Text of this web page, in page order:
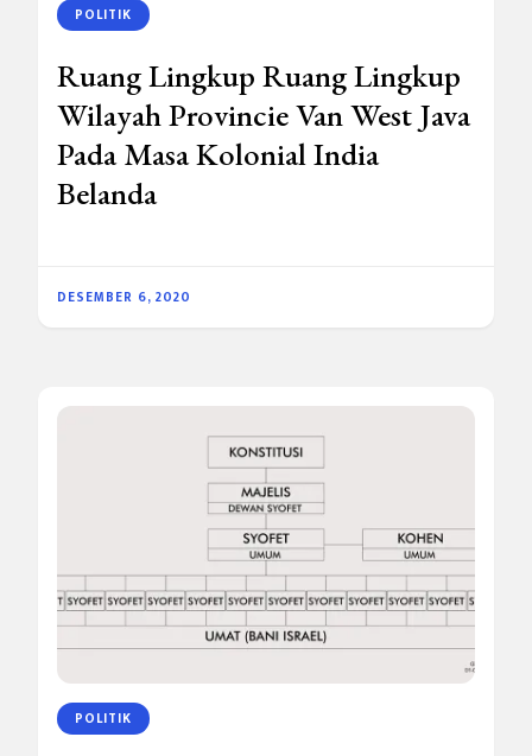
POLITIK
Ruang Lingkup Ruang Lingkup
Wilayah Provincie Van West Java
Pada Masa Kolonial India
Belanda
DESEMBER 6, 2020
POLITIK